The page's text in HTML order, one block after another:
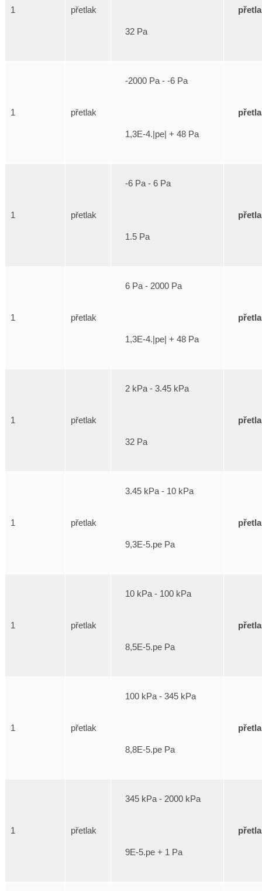
1 přetlak
32 Pa
1 přetlak
-2000 Pa - -6 Pa
1,3E-4.|pe| + 48 Pa
1 přetlak
-6 Pa - 6 Pa
1.5 Pa
1 přetlak
6 Pa - 2000 Pa
1,3E-4.|pe| + 48 Pa
1 přetlak
2 kPa - 3.45 kPa
32 Pa
1 přetlak
3.45 kPa - 10 kPa
9,3E-5.pe Pa
1 přetlak
10 kPa - 100 kPa
8,5E-5.pe Pa
1 přetlak
100 kPa - 345 kPa
8,8E-5.pe Pa
1 přetlak
345 kPa - 2000 kPa
9E-5.pe + 1 Pa